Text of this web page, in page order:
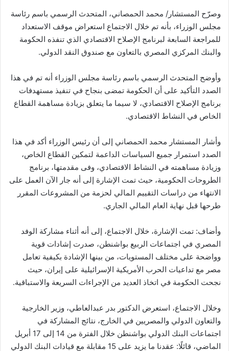
وصرّح المستشار/ محمد الحمصاني، المتحدث الرسمي باسم رئاسة
مجلس الوزراء، بأنه تم خلال الاجتماع استعراض موقف الاستعداد
للمراجعة السابعة لبرنامج الإصلاح الاقتصادي الذي تنفذه الحكومة
والبنك المركزي المصري بالتعاون مع صندوق النقد الدولي.
وأوضح المتحدث الرسمي باسم رئاسة مجلس الوزراء أنه تم في هذا
الصدد التأكيد على أن الحكومة تمضى بنجاح في تنفيذ مستهدفات
برنامج الإصلاح الاقتصادي، لا سيما ما يتعلق بزيادة مساهمة القطاع
الخاص في النشاط الاقتصادي.
وأشار المستشار محمد الحمصاني إلى أن رئيس الوزراء أكد في هذا
الصدد استمرار جميع السياسات الداعمة لتمكين القطاع الخاص،
وزيادة مساهمته في النشاط الاقتصادي، وفى مقدمتها، برنامج
الطروحات الحكومية، حيث تمت الإشارة إلى أنه جار الآن العمل على
الانتهاء من دراسات التقييم المالي لحزمة من المشروعات المقرر
طرحها قبل نهاية العام المالي الجاري.
وأضاف: تمت الإشارة، خلال الاجتماع، إلى أنه أثناء مشاركة الوفد
المصري في اجتماعات الربيع بواشنطن، صدرت إشادات قوية
وواضحة على مختلف المستويات، من بينها الإشادة بكيفية تعامل
مصر مع تداعيات الحرب الأمريكية الإسرائيلية على إيران، حيث
نجحت الحكومة في اتخاذ العديد من الإجراءات السريعة والاستباقية.
وخلال الاجتماع، استعرض الدكتور بدر عبدالعاطي، وزير الخارجية
والتعاون الدولي والمصريين في الخارج، نتائج المشاركة في
اجتماعات البنك الدولي بواشنطن خلال الفترة من 14 إلى 17 أبريل
الماضي، قائلًا: عقدنا ما يزيد على 15 مقابلة مع قيادات البنك الدولي